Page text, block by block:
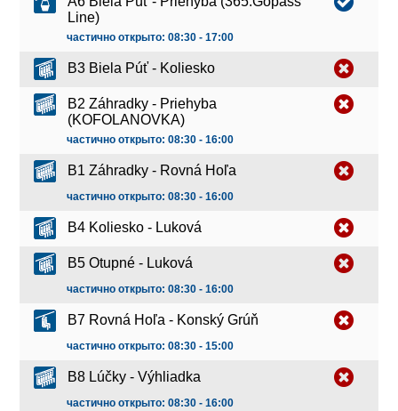
Line)
частично открыто: 08:30 - 17:00
B3 Biela Púť - Koliesko
B2 Záhradky - Priehyba
(KOFOLANOVKA)
частично открыто: 08:30 - 16:00
B1 Záhradky - Rovná Hoľa
частично открыто: 08:30 - 16:00
B4 Koliesko - Luková
B5 Otupné - Luková
частично открыто: 08:30 - 16:00
B7 Rovná Hoľa - Konský Grúň
частично открыто: 08:30 - 15:00
B8 Lúčky - Výhliadka
частично открыто: 08:30 - 16:00